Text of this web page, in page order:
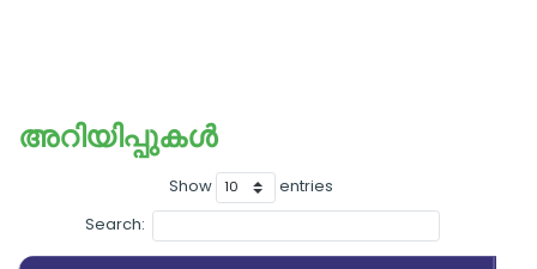
അറിയിപ്പുകള്‍
Show
entries
Search: